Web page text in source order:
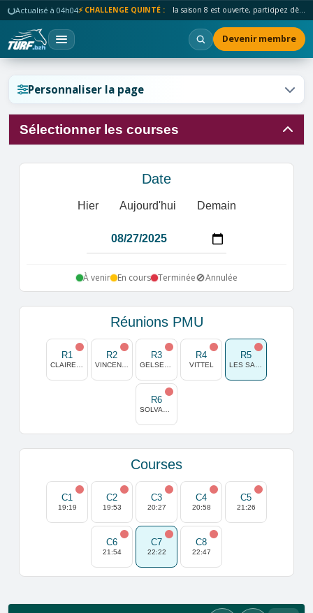
Actualisé à 04h04⚡ CHALLENGE QUINTÉ : la saison 8 est ouverte, participez dès maintenant !
Devenir membre
Personnaliser la page
Sélectionner les courses
Date
Hier Aujourd'hui Demain
À venir En cours Terminée🚫Annulée
Réunions PMU
R1 R2 R3 R4
VITTEL
R5
R6
Courses
C1
19:19
C2
19:53
C3
20:27
C4
20:58
C5
21:26
C6
21:54
C7
22:22
C8
22:47
Réinitialiser l'affichage ?
Réinitialiser